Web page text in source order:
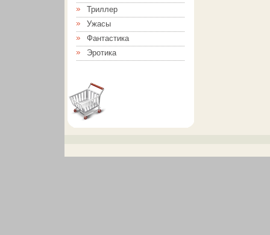
Триллер
Ужасы
Фантастика
Эротика